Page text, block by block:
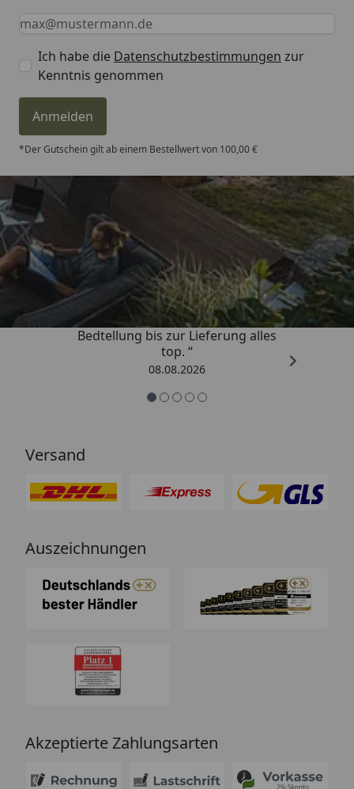
Keine Eingabe erforderlich
Eingabe erforderlich
E-Mail *
Ich habe die Datenschutzbestimmungen zur
Kenntnis genommen
Anmelden
*Der Gutschein gilt ab einem Bestellwert von 100,00 €
Trusted Shops
4,81/ 5
„Von der Beschreigung über die
Bedtellung bis zur Lieferung alles
top. “
08.08.2026
Versand
Auszeichnungen
Akzeptierte Zahlungsarten